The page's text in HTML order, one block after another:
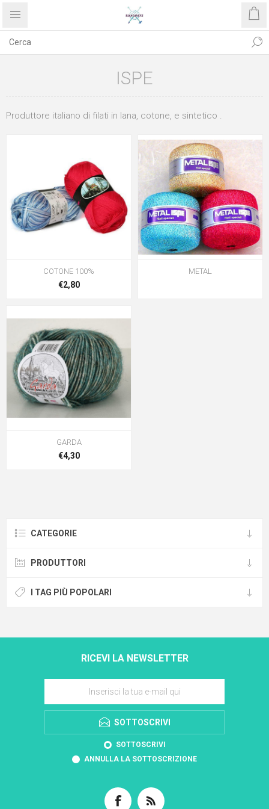
ISPE
Produttore italiano di filati in lana, cotone, e sintetico .
COTONE 100%
€2,80
METAL
GARDA
€4,30
CATEGORIE
PRODUTTORI
I TAG PIÙ POPOLARI
RICEVI LA NEWSLETTER
SOTTOSCRIVI
SOTTOSCRIVI
ANNULLA LA SOTTOSCRIZIONE